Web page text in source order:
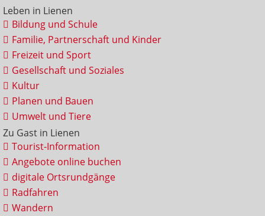
Leben in Lienen
Bildung und Schule
Familie, Partnerschaft und Kinder
Freizeit und Sport
Gesellschaft und Soziales
Kultur
Planen und Bauen
Umwelt und Tiere
Zu Gast in Lienen
Tourist-Information
Angebote online buchen
digitale Ortsrundgänge
Radfahren
Wandern